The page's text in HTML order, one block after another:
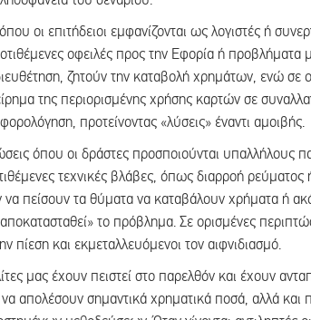
οι επιτήδειοι εμφανίζονται ως λογιστές ή
οφειλές προς την Εφορία ή προβλήματα
ζητούν την καταβολή χρημάτων, ενώ σε
της περιορισμένης χρήσης καρτών σε
προτείνοντας «λύσεις» έναντι αμοιβής.
όπου οι δράστες προσποιούνται υπαλλήλους
τεχνικές βλάβες, όπως διαρροή ρεύματος
να πείσουν τα θύματα να καταβάλουν χρήματα ή
το πρόβλημα. Σε ορισμένες
πίεση και εκμεταλλευόμενοι τον αιφνιδιασμό.
μας έχουν πειστεί στο παρελθόν και έχουν
απολέσουν σημαντικά χρηματικά ποσά, αλλά και